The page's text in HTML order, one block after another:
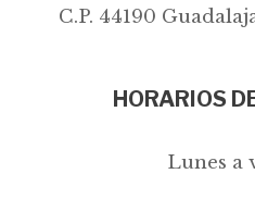
C.P. 44190
HORARIOS
Lunes a